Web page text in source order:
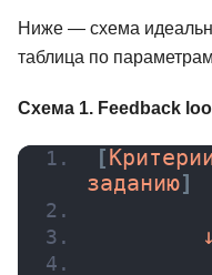
Ниже — схема
таблица по
Схема 1. Feedback
[
заданию]
        ↓